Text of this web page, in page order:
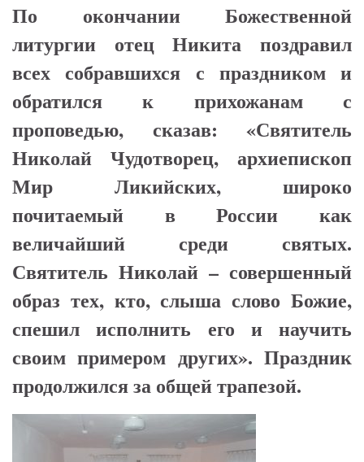
По окончании Божественной
литургии отец Никита поздравил
всех собравшихся с праздником и
обратился к прихожанам с
проповедью, сказав: «Святитель
Николай Чудотворец, архиепископ
Мир Ликийских, широко
почитаемый в России как
величайший среди святых.
Святитель Николай – совершенный
образ тех, кто, слыша слово Божие,
спешил исполнить его и научить
своим примером других». Праздник
продолжился за общей трапезой.